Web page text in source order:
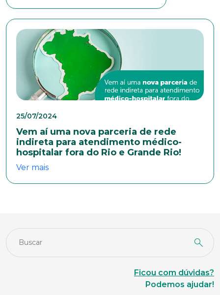
25/07/2024
Vem aí uma nova parceria de rede
indireta para atendimento médico-
hospitalar fora do Rio e Grande Rio!
Ver mais
Ficou com dúvidas?
Podemos ajudar!
Idade
Estado Civil
Escolaridade
Sexo
Masculino
Feminino Outros
Área de interesse